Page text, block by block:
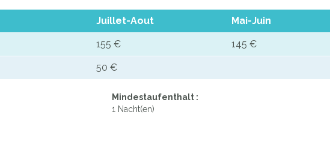
Juillet-Aout Mai-Juin
155 € 145 €
50 €
Mindestaufenthalt :
1 Nacht(en)